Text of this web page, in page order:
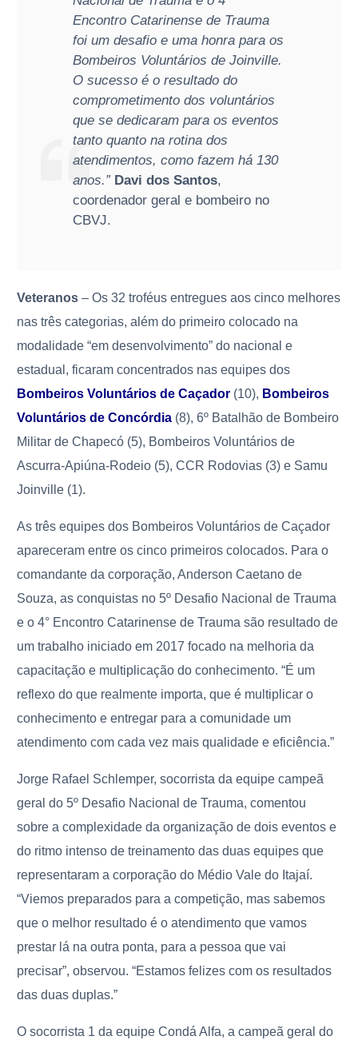
Encontro Catarinense de Trauma
foi um desafio e uma honra para os
Bombeiros Voluntários de Joinville.
O sucesso é o resultado do
comprometimento dos voluntários
que se dedicaram para os eventos
tanto quanto na rotina dos
atendimentos, como fazem há 130
anos.” Davi dos Santos,
coordenador geral e bombeiro no
CBVJ.
Veteranos – Os 32 troféus entregues aos cinco melhores
nas três categorias, além do primeiro colocado na
modalidade “em desenvolvimento” do nacional e
estadual, ficaram concentrados nas equipes dos
Bombeiros Voluntários de Caçador (10), Bombeiros
Voluntários de Concórdia (8), 6º Batalhão de Bombeiro
Militar de Chapecó (5), Bombeiros Voluntários de
Ascurra-Apiúna-Rodeio (5), CCR Rodovias (3) e Samu
Joinville (1).
As três equipes dos Bombeiros Voluntários de Caçador
apareceram entre os cinco primeiros colocados. Para o
comandante da corporação, Anderson Caetano de
Souza, as conquistas no 5º Desafio Nacional de Trauma
e o 4° Encontro Catarinense de Trauma são resultado de
um trabalho iniciado em 2017 focado na melhoria da
capacitação e multiplicação do conhecimento. “É um
reflexo do que realmente importa, que é multiplicar o
conhecimento e entregar para a comunidade um
atendimento com cada vez mais qualidade e eficiência.”
Jorge Rafael Schlemper, socorrista da equipe campeã
geral do 5º Desafio Nacional de Trauma, comentou
sobre a complexidade da organização de dois eventos e
do ritmo intenso de treinamento das duas equipes que
representaram a corporação do Médio Vale do Itajaí.
“Viemos preparados para a competição, mas sabemos
que o melhor resultado é o atendimento que vamos
prestar lá na outra ponta, para a pessoa que vai
precisar”, observou. “Estamos felizes com os resultados
das duas duplas.”
O socorrista 1 da equipe Condá Alfa, a campeã geral do